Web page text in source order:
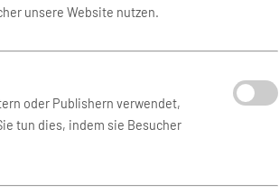
Kiwi ab
Kiwi
unsere Website nutzen.
oder Publishern verwendet,
tun dies, indem sie Besucher